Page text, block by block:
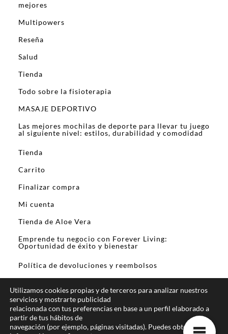
mejores
Multipowers
Reseña
Salud
Tienda
Todo sobre la fisioterapia
MASAJE DEPORTIVO
Las mejores mochilas de deporte para llevar tu juego
al siguiente nivel: estilos, durabilidad y comodidad
Tienda
Carrito
Finalizar compra
Mi cuenta
Tienda de Aloe Vera
Emprende tu negocio con Forever Living:
Oportunidad de éxito y bienestar
Política de devoluciones y reembolsos
En calidad de Afiliado de Amazon y otros
Utilizamos cookies propias y de terceros para analizar nuestros
servicios y mostrarte publicidad
relacionada con tus preferencias en base a un perfil elaborado a
partir de tus hábitos de
navegación (por ejemplo, páginas visitadas). Puedes obtener más